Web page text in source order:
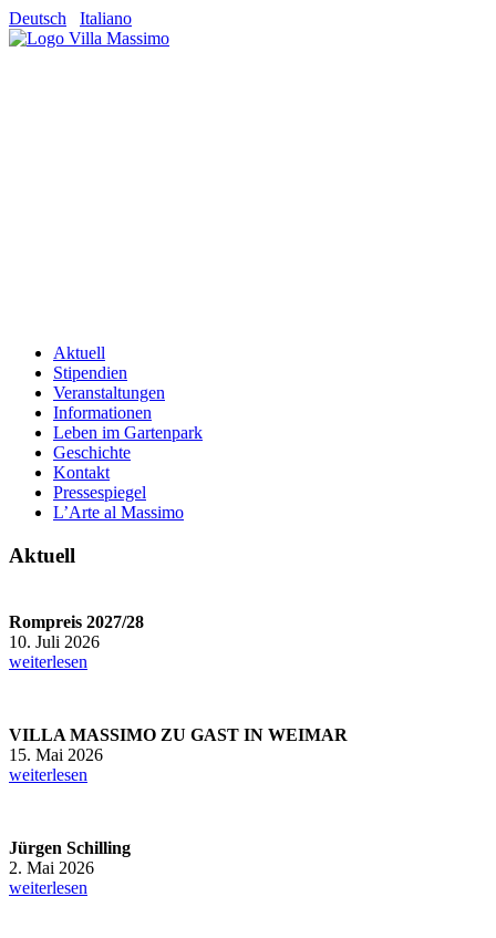
Deutsch Italiano
Aktuell
Stipendien
Veranstaltungen
Informationen
Leben im Gartenpark
Geschichte
Kontakt
Pressespiegel
L’Arte al Massimo
Aktuell
Rompreis 2027/28
10. Juli 2026
weiterlesen
VILLA MASSIMO ZU GAST IN WEIMAR
15. Mai 2026
weiterlesen
Jürgen Schilling
2. Mai 2026
weiterlesen